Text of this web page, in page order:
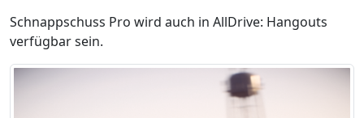
Schnappschuss Pro wird auch in AllDrive: Hangouts
verfügbar sein.